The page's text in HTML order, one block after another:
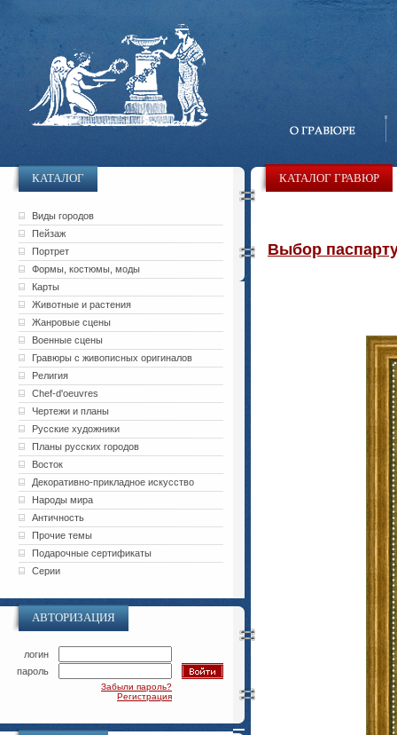
КАТАЛОГ
Виды городов
Пейзаж
Портрет
Формы, костюмы, моды
Карты
Животные и растения
Жанровые сцены
Военные сцены
Гравюры с живописных оригиналов
Религия
Chef-d'oeuvres
Чертежи и планы
Русские художники
Планы русских городов
Восток
Декоративно-прикладное искусство
Народы мира
Античность
Прочие темы
Подарочные сертификаты
Серии
АВТОРИЗАЦИЯ
логин
пароль
Забыли пароль?
Регистрация
КАТАЛОГ ГРАВЮР
Выбор